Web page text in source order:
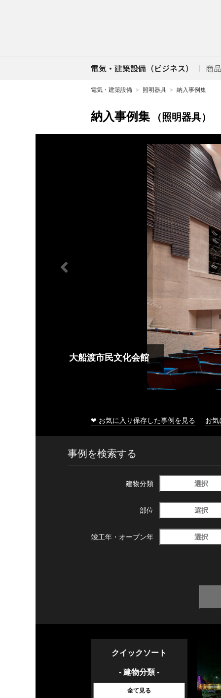
電気・建築設備（ビジネス） 商
電気・建築設備 照明器具 納入事例集
納入事例集 （照明器具）
大船渡市民文化会館
❤ お気に入り保存した事例を見る お
事例を検索する
建物分類 選択
部位 選択
竣工年・ オープン年 選択
クイックソート
- 建物分類 -
全て見る